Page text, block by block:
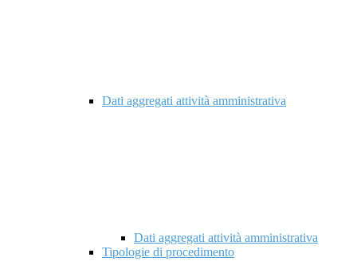
Dati aggregati attività amministrativa
Dati aggregati attività amministrativa
Tipologie di procedimento